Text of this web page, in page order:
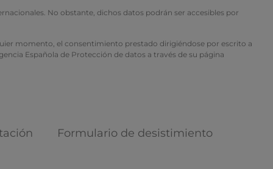
No obstante, dichos datos podrán ser accesibles por
momento, el consentimiento prestado dirigiéndose por escrito a
Española de Protección de datos a través de su página
Formulario de desistimiento